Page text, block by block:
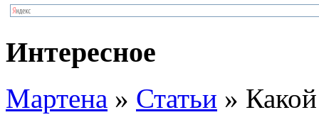
Интересное
Мартена » Статьи »